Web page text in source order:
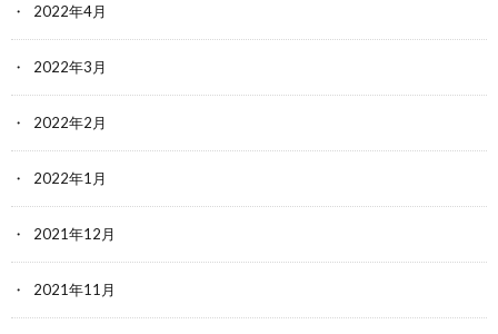
2022年4月
2022年3月
2022年2月
2022年1月
2021年12月
2021年11月